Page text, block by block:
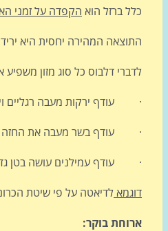
כלל ברזל הוא הקפדה על זמני
התוצאה המהירה יחסית היא ירידה של כ 3-4 ק"ג
לדברי דלבוס כל סוג מזון
· עודף ירקות מעבה רגליים
· עודף בשר מעבה את החזה
· עודף עמילנים עושה בטן
דוגמא לדיאטה על פי שיטת
ארוחת בוקר: